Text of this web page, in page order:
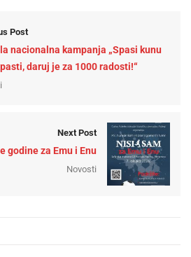
Post
nacionalna kampanja „Spasi kunu
daruj je za 1000 radosti!“
Next Post
godine za Emu i Enu
Novosti